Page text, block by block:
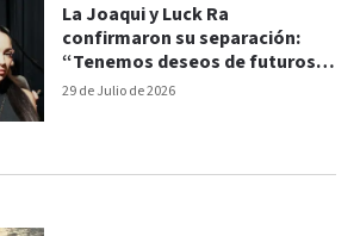
29 de Julio de 2026
La Joaqui y Luck Ra
confirmaron su separación:
“Tenemos deseos de futuros
distintos”